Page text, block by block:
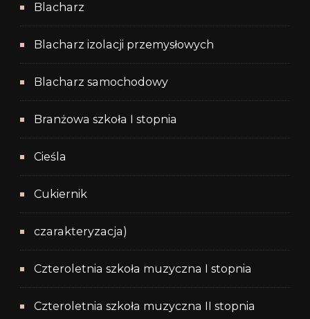
Blacharz
Blacharz izolacji przemysłowych
Blacharz samochodowy
Branżowa szkoła I stopnia
Cieśla
Cukiernik
czarakteryzacja)
Czteroletnia szkoła muzyczna I stopnia
Czteroletnia szkoła muzyczna II stopnia